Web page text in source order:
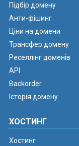
Підбір домену
Анти-фішинг
Ціни на домени
Трансфер домену
Реселлінг доменів
API
Backorder
Історія домену
ХОСТИНГ
Хостинг